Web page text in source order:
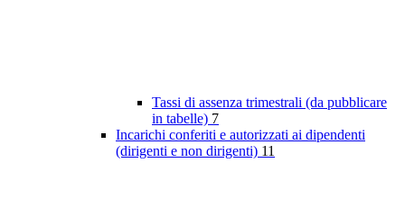
Tassi di assenza trimestrali (da pubblicare
in tabelle) 7
Incarichi conferiti e autorizzati ai dipendenti
(dirigenti e non dirigenti) 11